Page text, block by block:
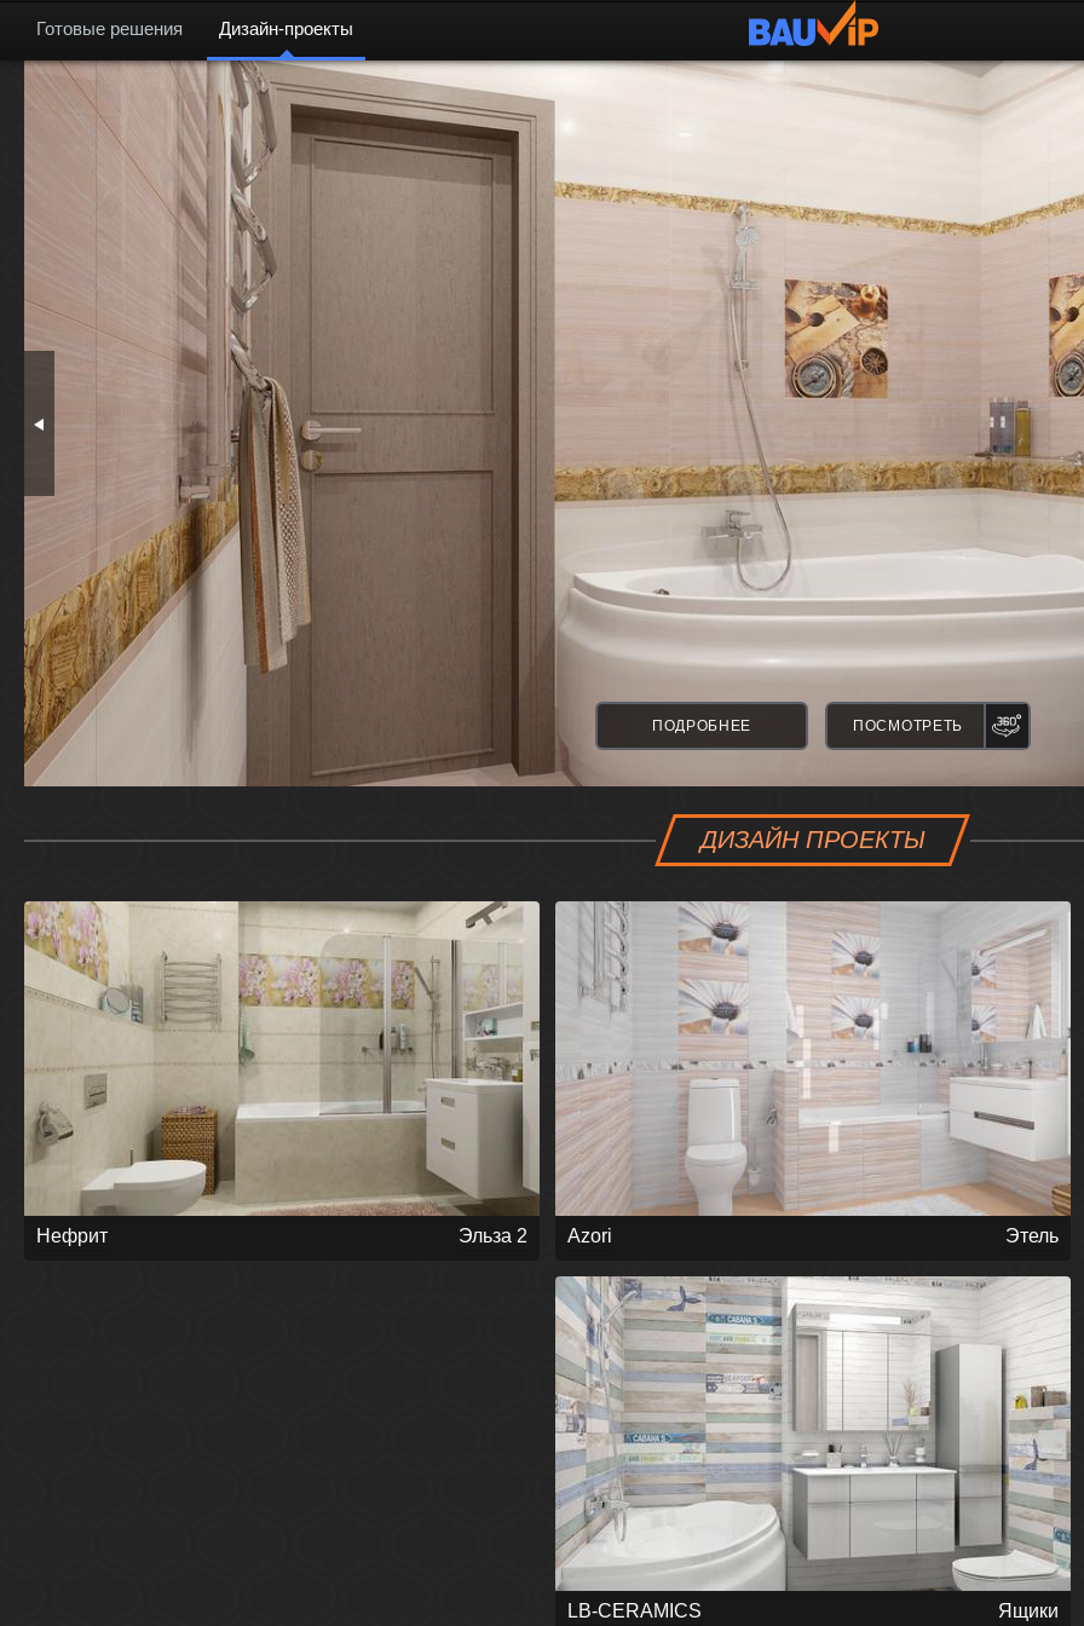
Готовые решения Дизайн-проекты
ПОДРОБНЕЕ ПОСМОТРЕТЬ
ДИЗАЙН ПРОЕКТЫ
Нефрит Эльза 2 Azori Этель
LB-CERAMICS Ящики